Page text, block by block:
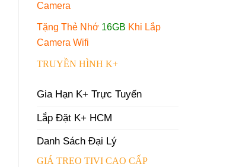
Camera
Tặng Thẻ Nhớ 16GB Khi Lắp
Camera Wifi
TRUYỀN HÌNH K+
Gia Hạn K+ Trực Tuyến
Lắp Đặt K+ HCM
Danh Sách Đại Lý
GIÁ TREO TIVI CAO CẤP